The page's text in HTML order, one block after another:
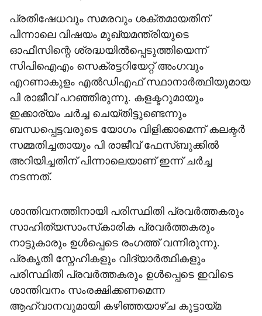
പ്രതിഷേധവും സമരവും ശക്തമായതിന്
പിന്നാലെ വിഷയം മുഖ്യമന്ത്രിയുടെ
ഓഫീസിന്റെ ശ്രദ്ധയില്‍പ്പെടുത്തിയെന്ന്
സിപിഐഎം സെക്രട്ടറിയേറ്റ് അംഗവും
എറണാകുളം എല്‍ഡിഎഫ് സ്ഥാനാര്‍ത്ഥിയുമായ
പി രാജീവ് പറഞ്ഞിരുന്നു. കളക്ടറുമായും
ഇക്കാര്യം ചര്‍ച്ച ചെയ്തിട്ടുണ്ടെന്നും
ബന്ധപ്പെട്ടവരുടെ യോഗം വിളിക്കാമെന്ന് കലക്ടര്‍
സമ്മതിച്ചതായും പി രാജീവ് ഫേസ്ബുക്കില്‍
അറിയിച്ചതിന് പിന്നാലെയാണ് ഇന്ന് ചര്‍ച്ച
നടന്നത്.
ശാന്തിവനത്തിനായി പരിസ്ഥിതി പ്രവര്‍ത്തകരും
സാഹിത്യസാംസ്‌കാരിക പ്രവര്‍ത്തകരും
നാട്ടുകാരും ഉള്‍പ്പെടെ രംഗത്ത് വന്നിരുന്നു.
പ്രകൃതി സ്നേഹികളും വിദ്യാര്‍ത്ഥികളും
പരിസ്ഥിതി പ്രവര്‍ത്തകരും ഉള്‍പ്പെടെ ഇവിടെ
ശാന്തിവനം സംരക്ഷിക്കണമെന്ന
ആഹ്വാനവുമായി കഴിഞ്ഞയാഴ്ച കൂട്ടായ്മ